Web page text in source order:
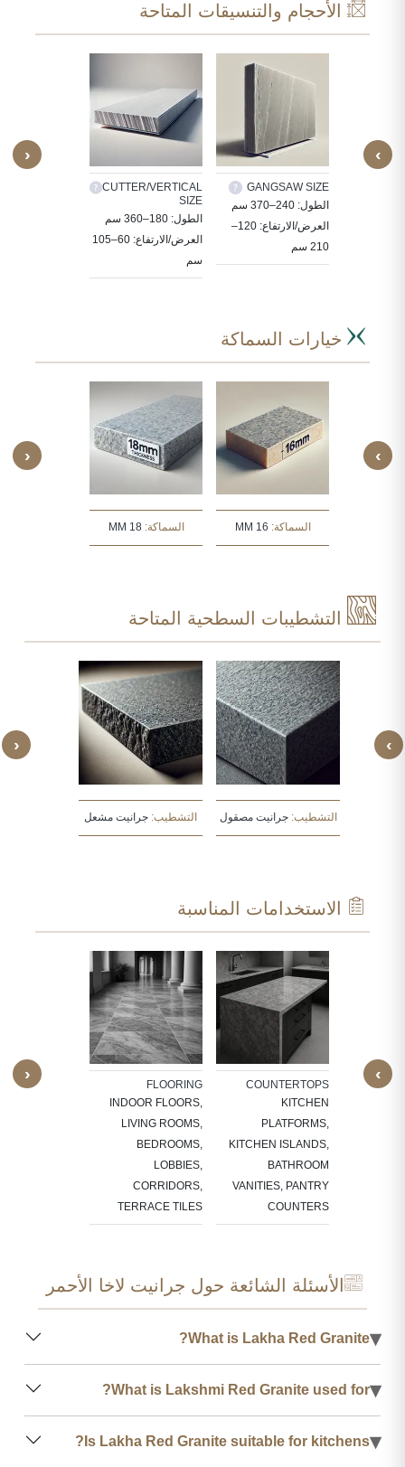
الأحجام والتنسيقات المتاحة
‹
GANGSAW SIZE
الطول: 240–370 سم
العرض/الارتفاع: 120–
210 سم
CUTTER/VERTICAL
SIZE
الطول: 180–360 سم
العرض/الارتفاع: 60–105
سم
›
خيارات السماكة
‹
السماكة: 16 MM السماكة:18 MM
›
التشطيبات السطحية المتاحة
‹
التشطيب:جرانيت مصقول التشطيب: جرانيت مشعل
›
الاستخدامات المناسبة
‹
CARVED
COUNTERTOPS
KITCHEN
PLATFORMS,
KITCHEN ISLANDS,
BATHROOM
VANITIES, PANTRY
COUNTERS
FLOORING
INDOOR FLOORS,
LIVING ROOMS,
BEDROOMS,
LOBBIES,
CORRIDORS,
TERRACE TILES
CLADDING
›
الأسئلة الشائعة حول جرانيت لاخا الأحمر
▾
What is Lakha Red Granite?
▾
What is Lakshmi Red Granite used for?
▾
Is Lakha Red Granite suitable for kitchens?